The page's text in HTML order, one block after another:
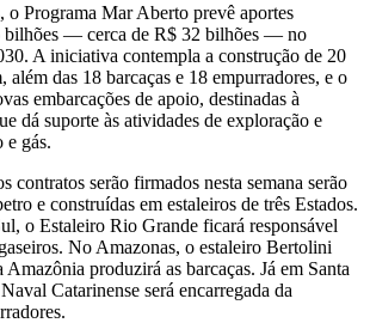
o Programa Mar Aberto prevê aportes
bilhões — cerca de R$ 32 bilhões — no
A iniciativa contempla a construção de 20
além das 18 barcaças e 18 empurradores, e o
embarcações de apoio, destinadas à
dá suporte às atividades de exploração e
e gás.
contratos serão firmados nesta semana serão
e construídas em estaleiros de três Estados.
o Estaleiro Rio Grande ficará responsável
No Amazonas, o estaleiro Bertolini
produzirá as barcaças. Já em Santa
Catarinense será encarregada da